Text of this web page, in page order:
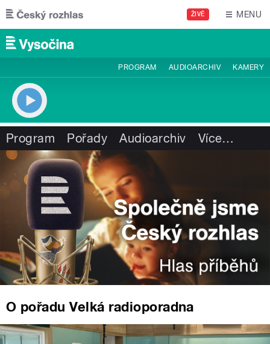
Přejít k hlavnímu obsahu
ŽIVĚ MENU
PROGRAM AUDIOARCHIV KAMERY
Program Pořady Audioarchiv Více…
O pořadu Velká radioporadna